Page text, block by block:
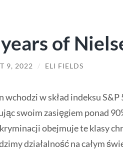
of
9, 2022 / ELI FIELDS
wchodzi w skład indeksu
swoim zasięgiem ponad
obejmuje te klasy
działalność na całym